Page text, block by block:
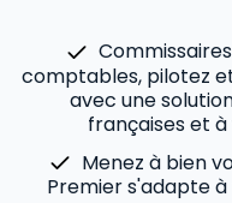
comptables, pilotez
avec une
françaises et
Menez à bien
Premier s'adapte